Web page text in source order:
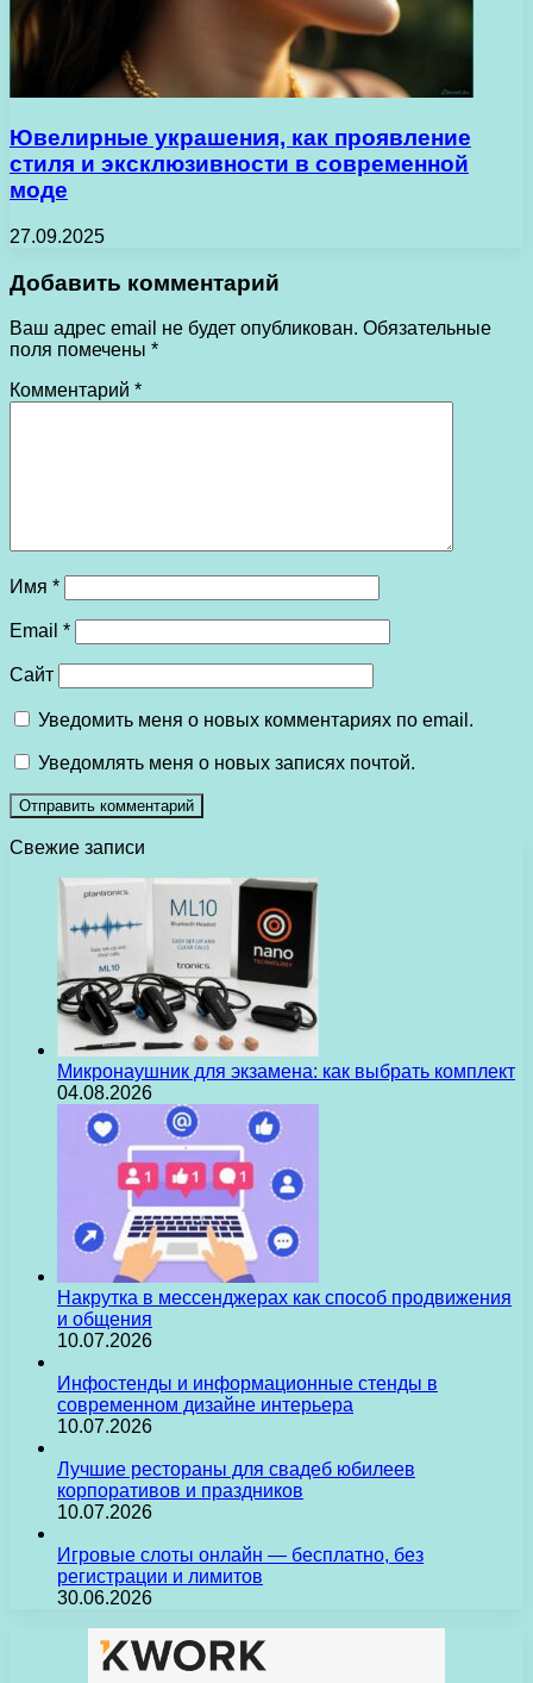
Ювелирные украшения, как проявление
стиля и эксклюзивности в современной
моде
27.09.2025
Добавить комментарий
Ваш адрес email не будет опубликован. Обязательные
поля помечены *
Комментарий *
Имя *
Email *
Сайт
Уведомить меня о новых комментариях по email.
Уведомлять меня о новых записях почтой.
Свежие записи
Микронаушник для экзамена: как выбрать комплект
04.08.2026
Накрутка в мессенджерах как способ продвижения
и общения
10.07.2026
Инфостенды и информационные стенды в
современном дизайне интерьера
10.07.2026
Лучшие рестораны для свадеб юбилеев
корпоративов и праздников
10.07.2026
Игровые слоты онлайн — бесплатно, без
регистрации и лимитов
30.06.2026